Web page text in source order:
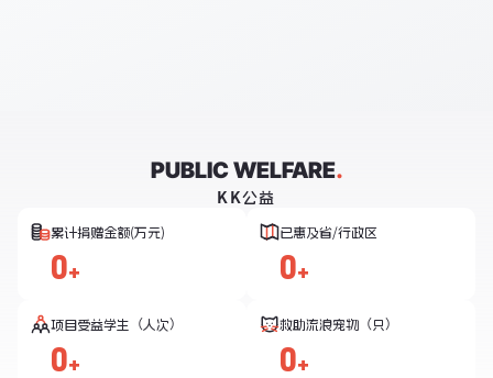
PUBLIC WELFARE.
KK公益
累计捐赠金额(万元)
0+
已惠及省/行政区
0+
项目受益学生（人次）
0+
救助流浪宠物（只）
0+